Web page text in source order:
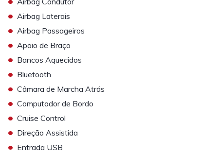
• Airbag Laterais
• Airbag Passageiros
• Apoio de Braço
• Bancos Aquecidos
• Bluetooth
• Câmara de Marcha Atrás
• Computador de Bordo
• Cruise Control
• Direção Assistida
• Entrada USB